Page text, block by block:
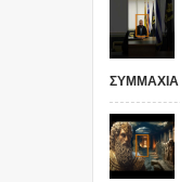
ΣΥΜΜΑΧΙΑ